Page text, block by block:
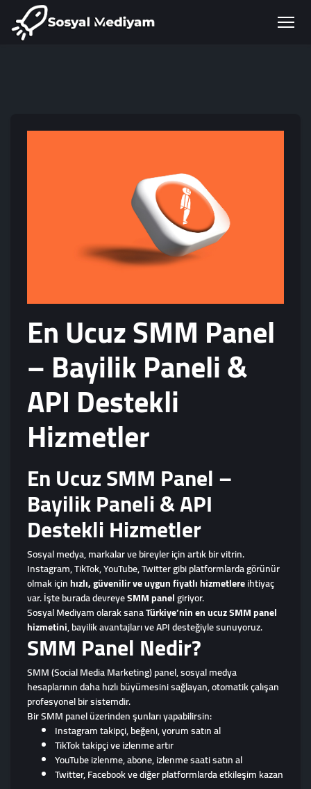
En Ucuz SMM Panel
– Bayilik Paneli &
API Destekli
Hizmetler
En Ucuz SMM Panel –
Bayilik Paneli & API
Destekli Hizmetler
Sosyal medya, markalar ve bireyler için artık bir vitrin.
Instagram, TikTok, YouTube, Twitter gibi platformlarda görünür
olmak içinhızlı, güvenilir ve uygun fiyatlı hizmetlereihtiyaç
var. İşte burada devreyeSMM panelgiriyor.
Sosyal Mediyam olarak sanaTürkiye’nin en ucuz SMM panel
hizmetini, bayilik avantajları ve API desteğiyle sunuyoruz.
SMM Panel Nedir?
SMM (Social Media Marketing) panel, sosyal medya
hesaplarının daha hızlı büyümesini sağlayan, otomatik çalışan
profesyonel bir sistemdir.
Bir SMM panel üzerinden şunları yapabilirsin:
Instagram takipçi, beğeni, yorum satın al
TikTok takipçi ve izlenme artır
YouTube izlenme, abone, izlenme saati satın al
Twitter, Facebook ve diğer platformlarda etkileşim kazan